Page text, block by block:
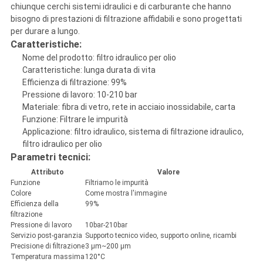
chiunque cerchi sistemi idraulici e di carburante che hanno
bisogno di prestazioni di filtrazione affidabili e sono progettati
per durare a lungo.
Caratteristiche:
Nome del prodotto: filtro idraulico per olio
Caratteristiche: lunga durata di vita
Efficienza di filtrazione: 99%
Pressione di lavoro: 10-210 bar
Materiale: fibra di vetro, rete in acciaio inossidabile, carta
Funzione: Filtrare le impurità
Applicazione: filtro idraulico, sistema di filtrazione idraulico,
filtro idraulico per olio
Parametri tecnici:
Attributo
Valore
Funzione
Filtriamo le impurità
Colore
Come mostra l'immagine
Efficienza della
filtrazione
99%
Pressione di lavoro
10bar-210bar
Servizio post-garanzia Supporto tecnico video, supporto online, ricambi
Precisione di filtrazione3 μm~200 μm
Temperatura massima 120°C